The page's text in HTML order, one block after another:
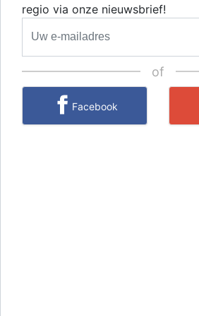
regio via onze nieuwsbrief!
of
Facebook